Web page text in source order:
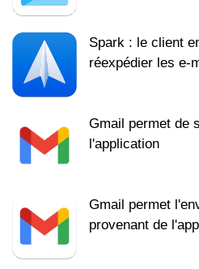
Spark : le client
réexpédier les e-
Gmail permet de
l'application
Gmail permet
provenant de